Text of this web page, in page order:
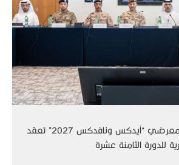
اللجنة العليا المنظمة لمعرضي “آيدكس ونافدكس 2027” تعقد
للدورة الثامنة عشرة